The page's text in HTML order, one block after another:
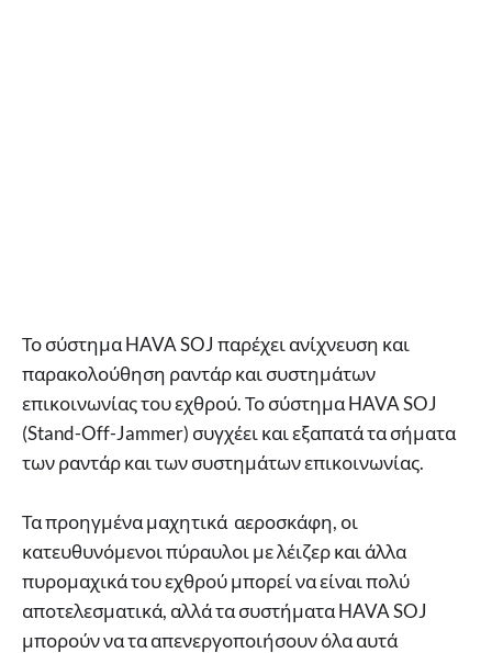
Το σύστημα HAVA SOJ παρέχει ανίχνευση και
παρακολούθηση ραντάρ και συστημάτων
επικοινωνίας του εχθρού. Το σύστημα HAVA SOJ
(Stand-Off-Jammer) συγχέει και εξαπατά τα σήματα
των ραντάρ και των συστημάτων επικοινωνίας.
Τα προηγμένα μαχητικά αεροσκάφη, οι
κατευθυνόμενοι πύραυλοι με λέιζερ και άλλα
πυρομαχικά του εχθρού μπορεί να είναι πολύ
αποτελεσματικά, αλλά τα συστήματα HAVA SOJ
μπορούν να τα απενεργοποιήσουν όλα αυτά